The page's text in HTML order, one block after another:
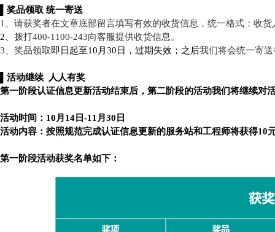
▌奖品领取 统一寄送
1、请获奖者在文章底部留言填写有效的收货信息，统一格式：收货
2、 拨打400-1100-243向客服提供收货信息。
3、奖品领取 即日起至10月30日，过期失效；之后我们将会统一寄
▌活动继续 人人有奖
第一阶段认证信息更新活动结束后，第二阶段的活动我们将继续对
活动时间： 10月14日-11月30日
活动内容： 按照规范完成认证信息更新的服务站和工程师将获得10
第一阶段活动获奖名单如下：